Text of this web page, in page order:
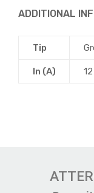
ADDITIONAL
Tip
In (A) 12